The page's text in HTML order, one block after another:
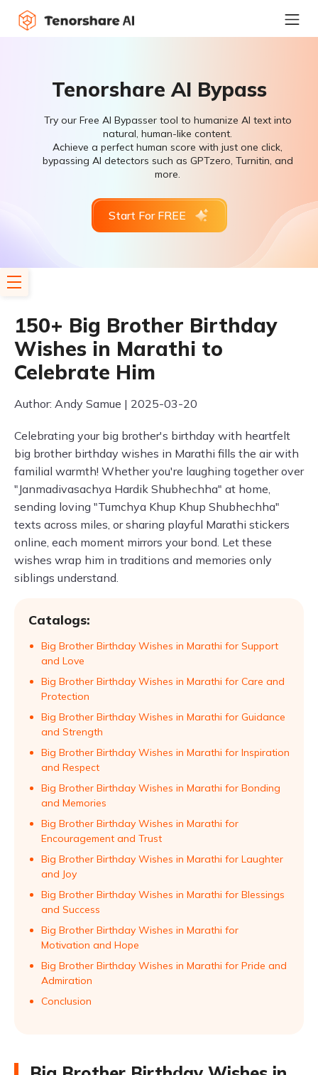
Tenorshare AI Bypass
Try our Free AI Bypasser tool to humanize AI text into
natural, human-like content.
Achieve a perfect human score with just one click,
bypassing AI detectors such as GPTzero, Turnitin, and
more.
Start For FREE
150+ Big Brother Birthday
Wishes in Marathi to
Celebrate Him
Author: Andy Samue | 2025-03-20
Celebrating your big brother's birthday with heartfelt
big brother birthday wishes in Marathi fills the air with
familial warmth! Whether you're laughing together over
"Janmadivasachya Hardik Shubhechha" at home,
sending loving "Tumchya Khup Khup Shubhechha"
texts across miles, or sharing playful Marathi stickers
online, each moment mirrors your bond. Let these
wishes wrap him in traditions and memories only
siblings understand.
Catalogs:
Big Brother Birthday Wishes in Marathi for Support
and Love
Big Brother Birthday Wishes in Marathi for Care and
Protection
Big Brother Birthday Wishes in Marathi for Guidance
and Strength
Big Brother Birthday Wishes in Marathi for Inspiration
and Respect
Big Brother Birthday Wishes in Marathi for Bonding
and Memories
Big Brother Birthday Wishes in Marathi for
Encouragement and Trust
Big Brother Birthday Wishes in Marathi for Laughter
and Joy
Big Brother Birthday Wishes in Marathi for Blessings
and Success
Big Brother Birthday Wishes in Marathi for
Motivation and Hope
Big Brother Birthday Wishes in Marathi for Pride and
Admiration
Conclusion